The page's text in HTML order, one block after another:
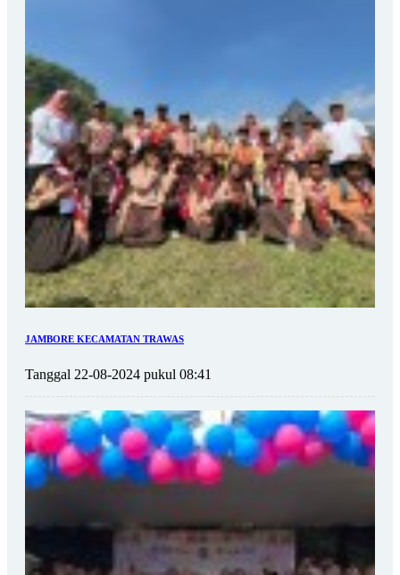
JAMBORE KECAMATAN TRAWAS
Tanggal 22-08-2024 pukul 08:41